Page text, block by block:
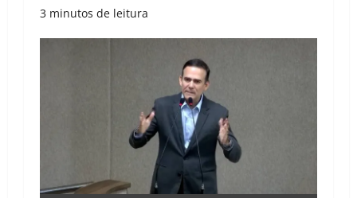
3 minutos de leitura